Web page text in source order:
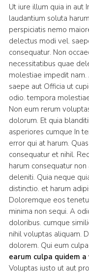
Ut iure illum quia in aut
laudantium soluta
perspiciatis nemo
delectus modi vel.
consequatur. Non
necessitatibus quae
molestiae impedit
saepe aut Officia ut
odio. tempora
Non eum rerum
dolorum. Et quia
asperiores cumque In
error qui at harum.
consequatur et nihil.
harum consequatur
deleniti. Quia neque
distinctio. et harum
Doloremque eos
minima non sequi. A
doloribus. cumque
nihil voluptas aliquam.
dolorem. Qui eum
earum culpa quidem
Voluptas iusto ut aut